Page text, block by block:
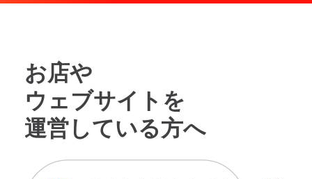
お店や
ウェブサイトを
運営している方へ